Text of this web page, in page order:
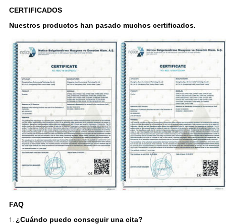
CERTIFICADOS
Nuestros productos han pasado muchos certificados.
FAQ
1. ¿Cuándo puedo conseguir una cita?